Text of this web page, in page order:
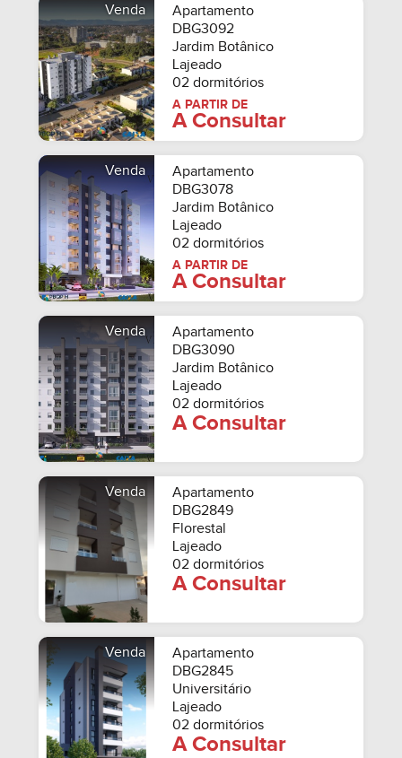
Venda
Apartamento
DBG3092
Jardim Botânico
Lajeado
02 dormitórios
A PARTIR DE
A Consultar
Venda
Apartamento
DBG3078
Jardim Botânico
Lajeado
02 dormitórios
A PARTIR DE
A Consultar
Venda
Apartamento
DBG3090
Jardim Botânico
Lajeado
02 dormitórios
A Consultar
Venda
Apartamento
DBG2849
Florestal
Lajeado
02 dormitórios
A Consultar
Venda
Apartamento
DBG2845
Universitário
Lajeado
02 dormitórios
A Consultar